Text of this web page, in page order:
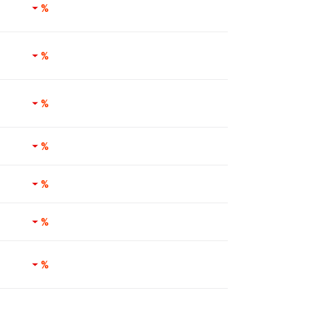
%
%
%
%
%
%
%